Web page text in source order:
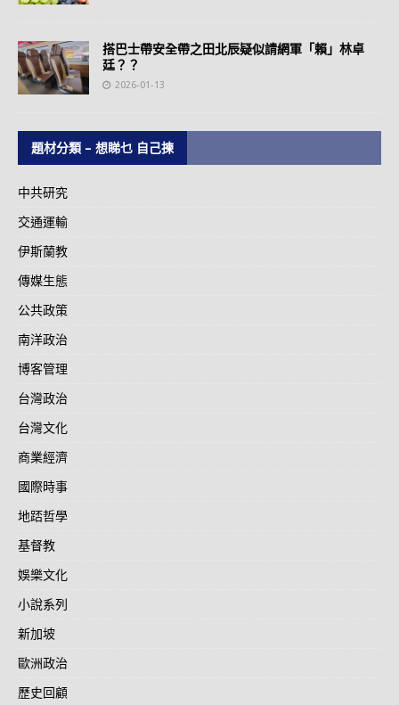
搭巴士帶安全帶之田北辰疑似請網軍「賴」林卓
廷？？
2026-01-13
題材分類 – 想睇乜 自己揀
中共研究
交通運輸
伊斯蘭教
傳媒生態
公共政策
南洋政治
博客管理
台灣政治
台灣文化
商業經濟
國際時事
地踎哲學
基督教
娛樂文化
小說系列
新加坡
歐洲政治
歷史回顧